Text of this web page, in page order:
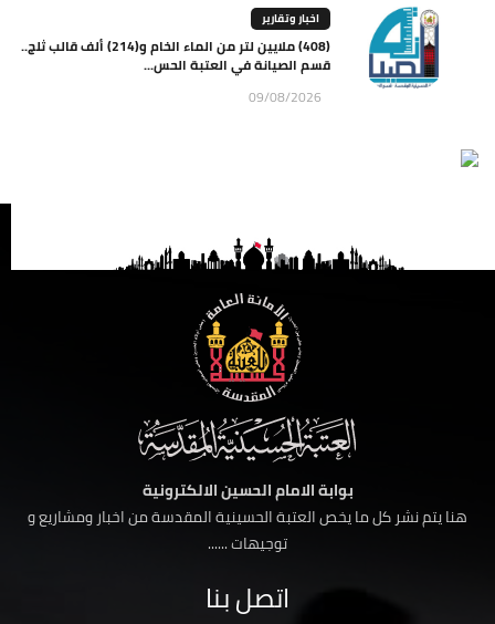
اخبار وتقارير
(408) ملايين لتر من الماء الخام و(214) ألف قالب ثلج..
قسم الصيانة في العتبة الحس...
09/08/2026
بوابة الامام الحسين الالكترونية
هنا يتم نشر كل ما يخص العتبة الحسينية المقدسة من اخبار ومشاريع و
توجيهات ......
اتصل بنا